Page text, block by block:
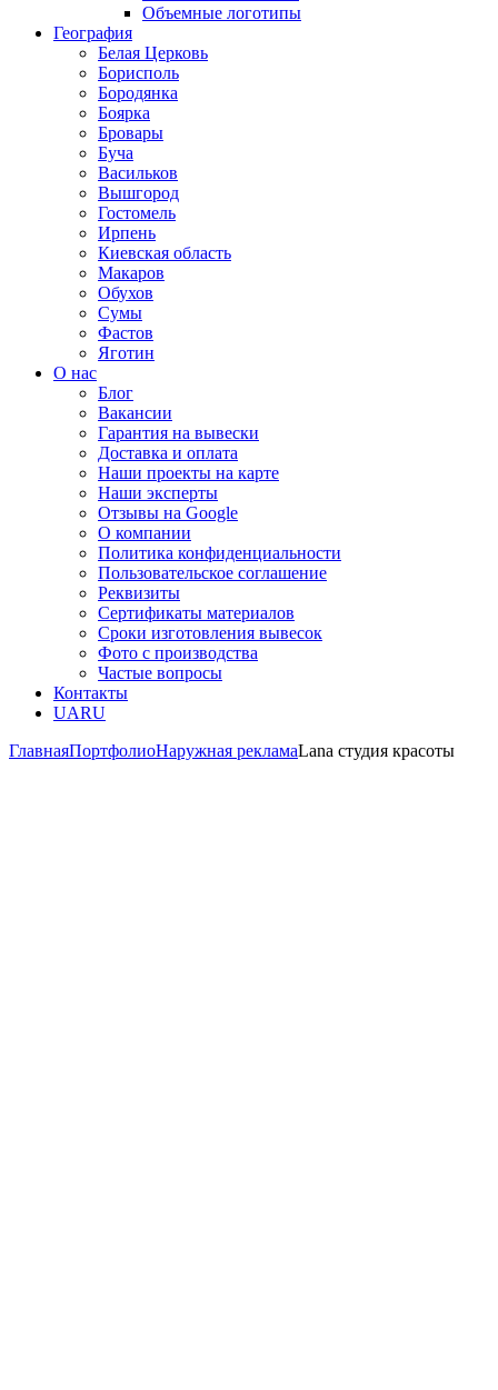
Объемные логотипы
География
Белая Церковь
Борисполь
Бородянка
Боярка
Бровары
Буча
Васильков
Вышгород
Гостомель
Ирпень
Киевская область
Макаров
Обухов
Сумы
Фастов
Яготин
О нас
Блог
Вакансии
Гарантия на вывески
Доставка и оплата
Наши проекты на карте
Наши эксперты
Отзывы на Google
О компании
Политика конфиденциальности
Пользовательское соглашение
Реквизиты
Сертификаты материалов
Сроки изготовления вывесок
Фото с производства
Частые вопросы
Контакты
UARU
ГлавнаяПортфолиоНаружная рекламаLana студия красоты